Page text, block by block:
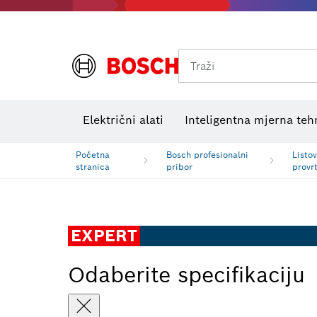
Traži
Električni alati Inteligentna mjerna
Početna
stranica
Bosch profesionalni
pribor
EXPERT
Odaberite specifikaciju